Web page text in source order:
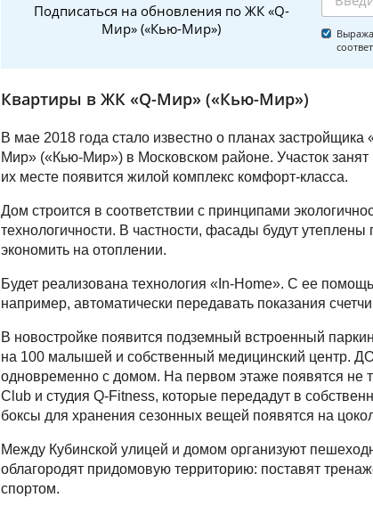
Подписаться на обновления по ЖК «Q-
Мир» («Кью-Мир»)
Квартиры в ЖК «Q-Мир» («Кью-Мир»)
В мае 2018 года стало известно о планах
Мир» («Кью-Мир») в Московском районе. Участок
их месте появится жилой комплекс комфорт-класса.
Дом строится в соответствии с принципами
технологичности. В частности, фасады будут утеплены
экономить на отоплении.
Будет реализована технология «In-Home». С ее
например, автоматически передавать показания
В новостройке появится подземный встроенный
на 100 малышей и собственный медицинский центр.
одновременно с домом. На первом этаже появятся не
Club и студия Q-Fitness, которые передадут в
боксы для хранения сезонных вещей появятся на
Между Кубинской улицей и домом организуют
облагородят придомовую территорию: поставят
спортом.